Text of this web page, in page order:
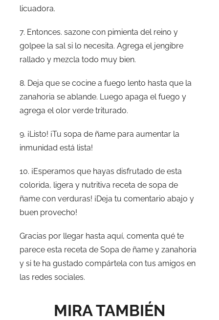
licuadora.
7. Entonces. sazone con pimienta del reino y
golpee la sal si lo necesita. Agrega el jengibre
rallado y mezcla todo muy bien.
8. Deja que se cocine a fuego lento hasta que la
zanahoria se ablande. Luego apaga el fuego y
agrega el olor verde triturado.
9. ¡Listo! ¡Tu sopa de ñame para aumentar la
inmunidad está lista!
10. ¡Esperamos que hayas disfrutado de esta
colorida, ligera y nutritiva receta de sopa de
ñame con verduras! ¡Deja tu comentario abajo y
buen provecho!
Gracias por llegar hasta aquí, comenta qué te
parece esta receta de Sopa de ñame y zanahoria
y si te ha gustado compártela con tus amigos en
las redes sociales.
MIRA TAMBIÉN